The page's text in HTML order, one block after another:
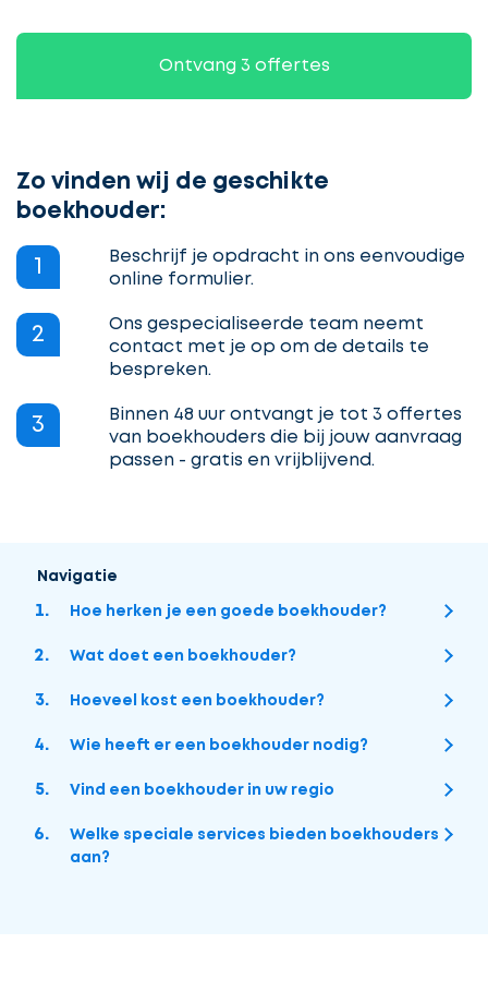
Ontvang 3 offertes
Zo vinden wij de geschikte
boekhouder:
Beschrijf je opdracht in ons eenvoudige
online formulier.
2
Ons gespecialiseerde team neemt
contact met je op om de details te
bespreken.
3
Binnen 48 uur ontvangt je tot 3 offertes
van boekhouders die bij jouw aanvraag
passen - gratis en vrijblijvend.
Navigatie
Hoe herken je een goede boekhouder?
Wat doet een boekhouder?
Hoeveel kost een boekhouder?
Wie heeft er een boekhouder nodig?
Vind een boekhouder in uw regio
Welke speciale services bieden boekhouders
aan?